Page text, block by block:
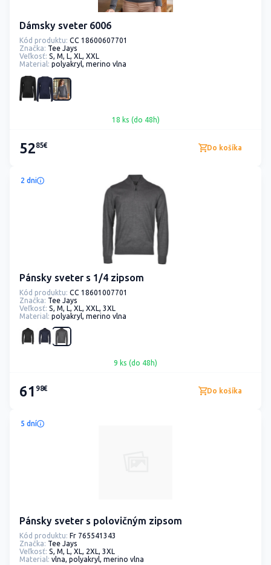
Dámsky sveter 6006
Kód produktu: CC 18600607701
Značka: Tee Jays
Veľkosť: S, M, L, XL, XXL
Material: polyakryl, merino vlna
18 ks (do 48h)
5285€ Do košíka
2 dni
Pánsky sveter s 1/4 zipsom
Kód produktu: CC 18601007701
Značka: Tee Jays
Veľkosť: S, M, L, XL, XXL, 3XL
Material: polyakryl, merino vlna
9 ks (do 48h)
61 98€ Do košíka
5 dní
Pánsky sveter s polovičným zipsom
Kód produktu: Fr 765541343
Značka: Tee Jays
Veľkosť: S, M, L, XL, 2XL, 3XL
Material: vlna, polyakryl, merino vlna